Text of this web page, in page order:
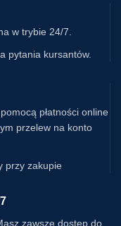
w trybie 24/7.
pytania kursantów.
płatności online
przelew na konto
przy zakupie
zawsze dostęp do